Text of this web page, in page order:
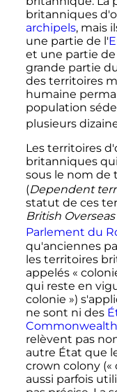
britanniques
archipels, mais
une partie de l'
et une partie de
grande partie
des territoires
humaine
population
plusieurs
Les territoires
britanniques
sous le nom de
(Dependent
statut de ces
British
Parlement du
qu'anciennes
les territoires
appelés «
qui reste en
colonie »)
ne sont ni des
Commonwealth
relèvent pas
autre État que
crown colony(«
aussi parfois